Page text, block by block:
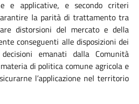
e applicative, e secondo criteri
la parità di trattamento tra
distorsioni del mercato e della
conseguenti alle disposizioni dei
emanati dalla Comunità
di politica comune agricola e
l’applicazione nel territorio